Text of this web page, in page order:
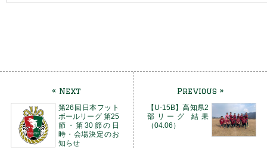
« Next
第26回日本フット
ボールリーグ 第25
節・第30節の日
時・会場決定のお
知らせ
Previous »
【U-15B】高知県2
部リーグ 結果
（04.06）